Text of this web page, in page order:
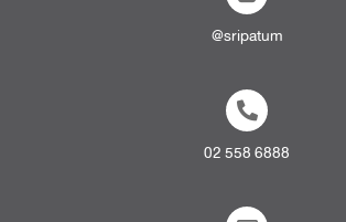
@sripatum
02 558 6888